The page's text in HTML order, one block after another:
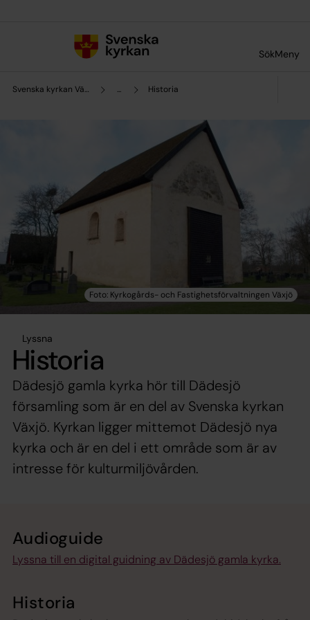
SökMeny
Svenska kyrkan Växjö ... Historia
Lyssna
Historia
Dädesjö gamla kyrka hör till Dädesjö
församling som är en del av Svenska kyrkan
Växjö. Kyrkan ligger mittemot Dädesjö nya
kyrka och är en del i ett område som är av
intresse för kulturmiljövården.
Audioguide
Lyssna till en digital guidning av Dädesjö gamla kyrka.
Historia